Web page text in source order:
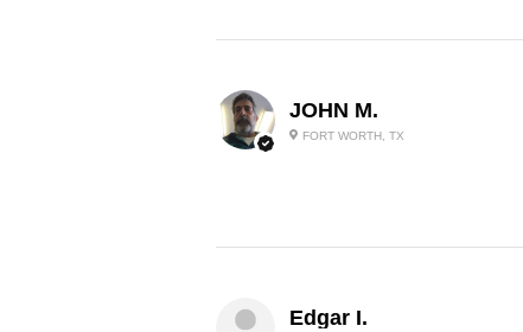
JOHN M.
FORT WORTH, TX
Edgar I.